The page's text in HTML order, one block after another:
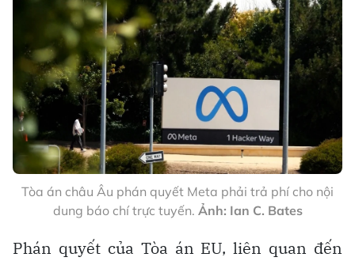
Tòa án châu Âu phán quyết Meta phải trả phí cho nội
dung báo chí trực tuyến. Ảnh: Ian C. Bates
Phán quyết của Tòa án EU, liên quan đến